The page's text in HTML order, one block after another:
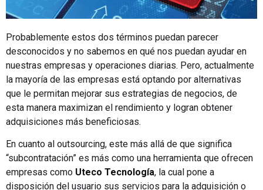
Probablemente estos dos términos puedan parecer
desconocidos y no sabemos en qué nos puedan ayudar en
nuestras empresas y operaciones diarias. Pero, actualmente
la mayoría de las empresas está optando por alternativas
que le permitan mejorar sus estrategias de negocios, de
esta manera maximizan el rendimiento y logran obtener
adquisiciones más beneficiosas.
En cuanto al outsourcing, este más allá de que significa
“subcontratación” es más como una herramienta que ofrecen
empresas como Uteco Tecnología, la cual pone a
disposición del usuario sus servicios para la adquisición o